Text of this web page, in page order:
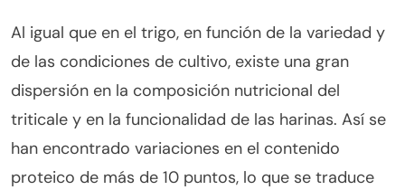
Al igual que en el trigo, en función de la variedad y
de las condiciones de cultivo, existe una gran
dispersión en la composición nutricional del
triticale y en la funcionalidad de las harinas. Así se
han encontrado variaciones en el contenido
proteico de más de 10 puntos, lo que se traduce